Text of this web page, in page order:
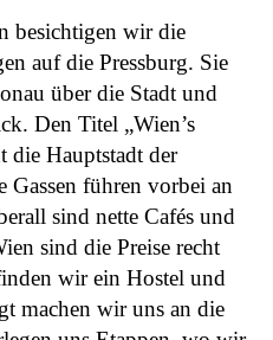
besichtigen wir die
auf die Pressburg. Sie
über die Stadt und
Den Titel „Wien’s
die Hauptstadt der
führen vorbei an
sind nette Cafés und
sind die Preise recht
wir ein Hostel und
machen wir uns an die